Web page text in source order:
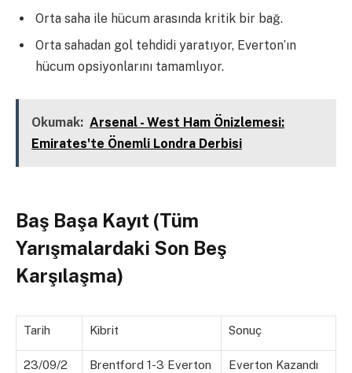
Orta saha ile hücum arasında kritik bir bağ.
Orta sahadan gol tehdidi yaratıyor, Everton’ın
hücum opsiyonlarını tamamlıyor.
Okumak: Arsenal - West Ham Önizlemesi:
Emirates'te Önemli Londra Derbisi
Baş Başa Kayıt (Tüm
Yarışmalardaki Son Beş
Karşılaşma)
Tarih Kibrit Sonuç
23/09/2
Brentford 1-3 Everton Everton Kazandı